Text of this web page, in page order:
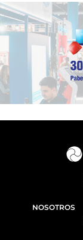
NOSOTROS